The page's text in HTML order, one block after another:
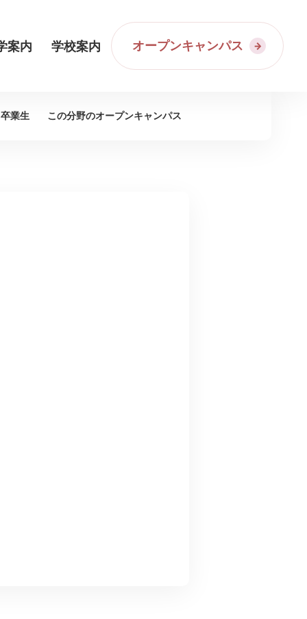
案内 学校案内 オープンキャンパス
卒業生 この分野のオープンキャンパス